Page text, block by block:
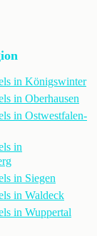
in Königswinter
in Oberhausen
in Ostwestfalen-
in
in Siegen
in Waldeck
in Wuppertal